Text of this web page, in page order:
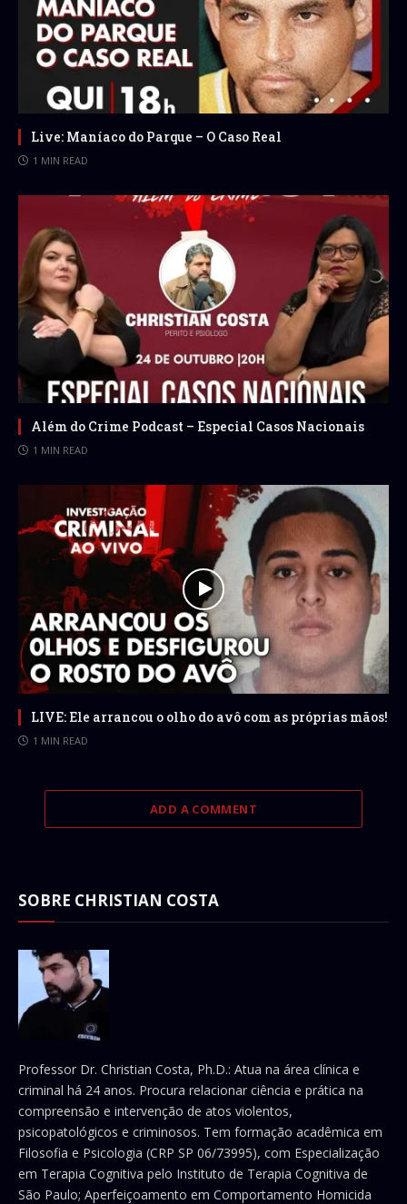
Live: Maníaco do Parque – O Caso Real
1 MIN READ
Além do Crime Podcast – Especial Casos Nacionais
1 MIN READ
LIVE: Ele arrancou o olho do avô com as próprias mãos!
1 MIN READ
ADD A COMMENT
SOBRE CHRISTIAN COSTA
Professor Dr. Christian Costa, Ph.D.: Atua na área clínica e
criminal há 24 anos. Procura relacionar ciência e prática na
compreensão e intervenção de atos violentos,
psicopatológicos e criminosos. Tem formação acadêmica em
Filosofia e Psicologia (CRP SP 06/73995), com Especialização
em Terapia Cognitiva pelo Instituto de Terapia Cognitiva de
São Paulo; Aperfeiçoamento em Comportamento Homicida